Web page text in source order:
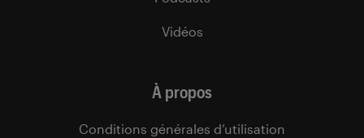
Vidéos
À propos
Conditions générales d’utilisation